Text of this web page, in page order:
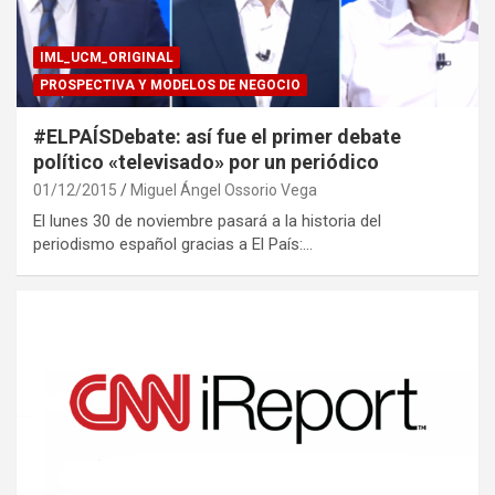
IML_UCM_ORIGINAL
PROSPECTIVA Y MODELOS DE NEGOCIO
#ELPAÍSDebate: así fue el primer debate
político «televisado» por un periódico
01/12/2015 Miguel Ángel Ossorio Vega
El lunes 30 de noviembre pasará a la historia del
periodismo español gracias a El País:…